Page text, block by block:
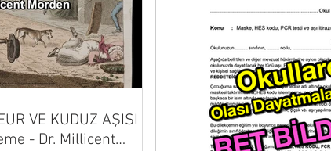
VE KUDUZ AŞISI |
- Dr. Millicent